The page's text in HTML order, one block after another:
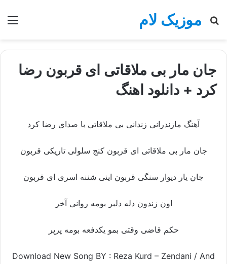
موزیک لام
جستجو
جان مار بی ملاقاتی ای قربون رضا
کرد + دانلود اهنگ
آهنگ مازندرانی زندانی بی ملاقاتی با صدای رضا کرد
جان مار بی ملاقاتی ای قربون کنج سلولی تاریکی قربون
جان یار دیوار سنگی قربون اینی شننه اسری ای قربون
اون زندون دله دلبر بومه روانی آخر
حکم قاضی وقتی بمو یکدفعه بومه پرپر
Download New Song BY : Reza Kurd – Zendani / And